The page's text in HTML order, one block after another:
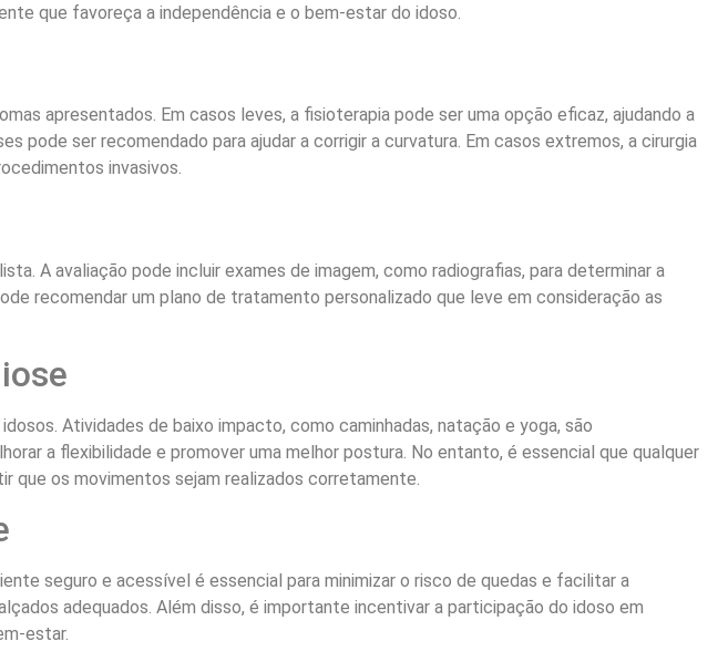
que favoreça a independência e o bem-estar do idoso.
apresentados. Em casos leves, a fisioterapia pode ser uma opção eficaz, ajudando a
ser recomendado para ajudar a corrigir a curvatura. Em casos extremos, a cirurgia
invasivos.
A avaliação pode incluir exames de imagem, como radiografias, para determinar a
recomendar um plano de tratamento personalizado que leve em consideração as
Atividades de baixo impacto, como caminhadas, natação e yoga, são
a flexibilidade e promover uma melhor postura. No entanto, é essencial que qualquer
que os movimentos sejam realizados corretamente.
seguro e acessível é essencial para minimizar o risco de quedas e facilitar a
adequados. Além disso, é importante incentivar a participação do idoso em
estar.